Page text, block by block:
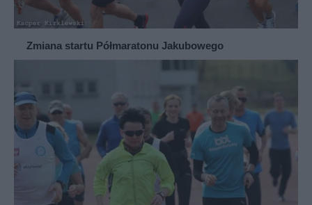
Zmiana startu Półmaratonu Jakubowego